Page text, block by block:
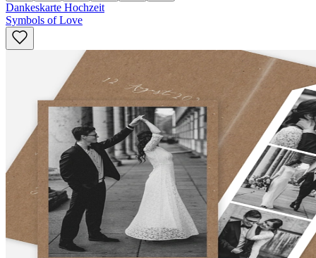
Dankeskarte Hochzeit
Symbols of Love